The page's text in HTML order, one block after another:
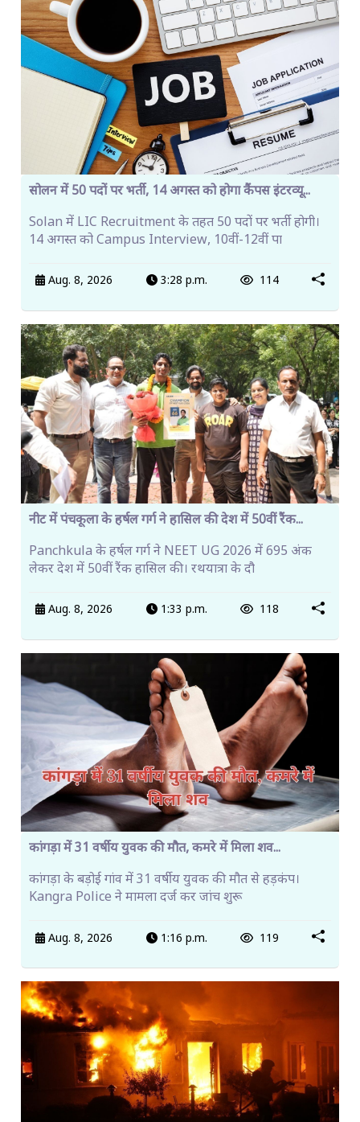
सोलन में 50 पदों पर भर्ती, 14 अगस्त को होगा कैंपस इंटरव्यू...
Solan में LIC Recruitment के तहत 50 पदों पर भर्ती होगी।
14 अगस्त को Campus Interview, 10वीं-12वीं पा
Aug. 8, 2026 3:28 p.m. 114
नीट में पंचकूला के हर्षल गर्ग ने हासिल की देश में 50वीं रैंक...
Panchkula के हर्षल गर्ग ने NEET UG 2026 में 695 अंक
लेकर देश में 50वीं रैंक हासिल की। रथयात्रा के दौ
Aug. 8, 2026 1:33 p.m. 118
कांगड़ा में 31 वर्षीय युवक की मौत, कमरे में मिला शव...
कांगड़ा के बड़ोई गांव में 31 वर्षीय युवक की मौत से हड़कंप।
Kangra Police ने मामला दर्ज कर जांच शुरू
Aug. 8, 2026 1:16 p.m. 119